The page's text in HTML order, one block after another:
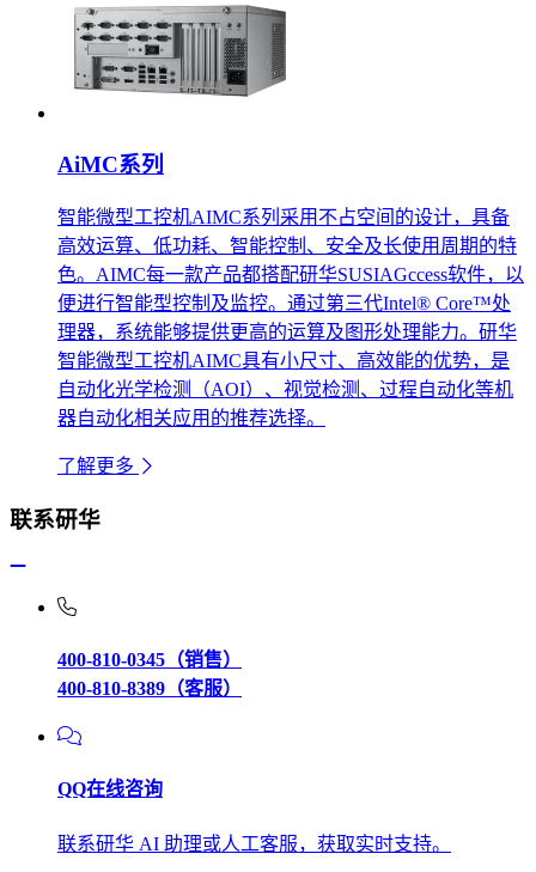
AiMC系列
智能微型工控机AIMC系列采用不占空间的设计，具备
高效运算、低功耗、智能控制、安全及长使用周期的特
色。AIMC每一款产品都搭配研华SUSIAGccess软件，以
便进行智能型控制及监控。通过第三代Intel® Core™处
理器，系统能够提供更高的运算及图形处理能力。研华
智能微型工控机AIMC具有小尺寸、高效能的优势，是
自动化光学检测（AOI）、视觉检测、过程自动化等机
器自动化相关应用的推荐选择。
了解更多
联系研华
400-810-0345（销售）
400-810-8389（客服）
QQ在线咨询
联系研华 AI 助理或人工客服，获取实时支持。